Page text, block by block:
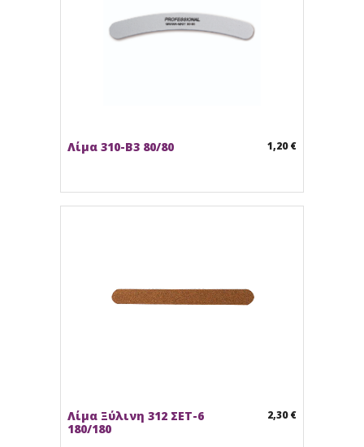
Λίμα 310-B3 80/80 1,20 €
Λίμα Ξύλινη 312 ΣΕΤ-6
180/180
2,30 €